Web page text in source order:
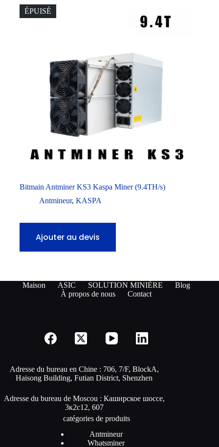
ÉPUISÉ
Bitmain Antminer KS3 Kaspa Miner (9.4TH/s)
Antmineur, KASPA
Ajouter au devis
Maison ASIC SOLUTION MINIÈRE
Blog
À propos de nous
Contact
Adresse du bureau en Chine : 706, 7/F, BlockA,
Haisong Building, Futian District, Shenzhen
Adresse du bureau de Moscou : Каширское шоссе,
3к2с12, 607
catégories de produits
Antmineur
Whatsminer